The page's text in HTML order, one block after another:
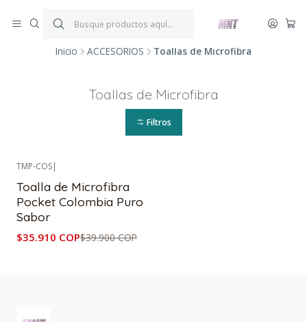
*Aplica condiciones y restricciones*
Inicio ACCESORIOS Toallas de Microfibra
Toallas de Microfibra
Filtros
TMP-COS|
Toalla de Microfibra
Pocket Colombia Puro
Sabor
$35.910 COP$39.900 COP